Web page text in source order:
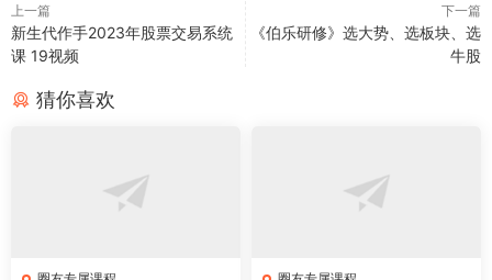
上一篇
新生代作手2023年股票交易系统
课 19视频
下一篇
《伯乐研修》选大势、选板块、选
牛股
猜你喜欢